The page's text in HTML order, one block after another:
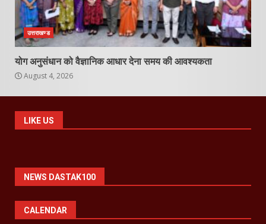
उत्तराखण्ड
योग अनुसंधान को वैज्ञानिक आधार देना समय की आवश्यकता
August 4, 2026
LIKE US
NEWS DASTAK100
CALENDAR